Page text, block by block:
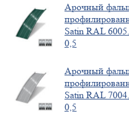
Арочный
Satin RAL 6005.
0,5
Арочный
Satin RAL 7004.
0,5